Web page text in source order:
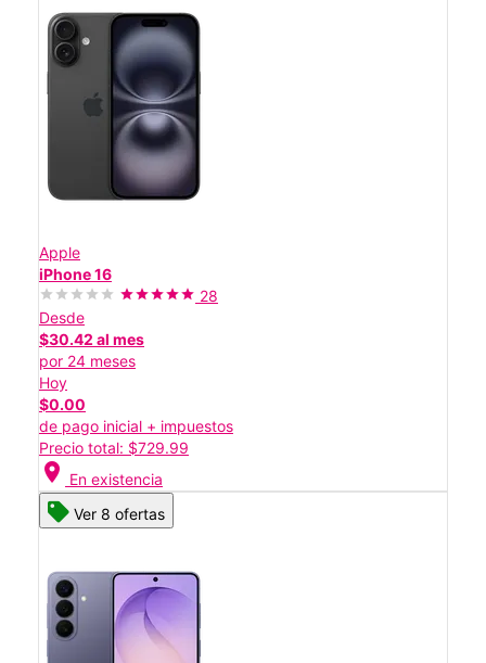
Apple
iPhone 16
28
Desde
$30.42 al mes
por 24 meses
Hoy
$0.00
de pago inicial + impuestos
Precio total: $729.99
location_on En existencia
Ver 8 ofertas